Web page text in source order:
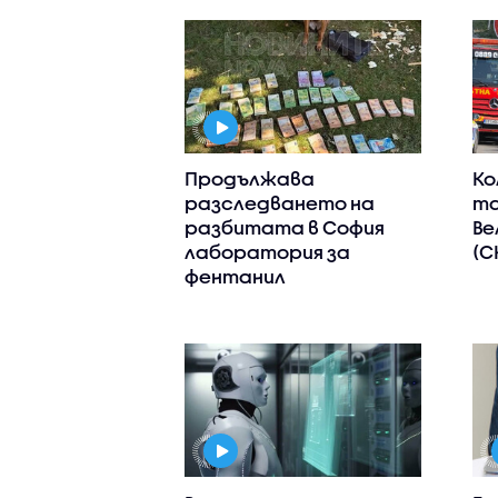
Продължава
разследването на
разбитата в София
лаборатория за
фентанил